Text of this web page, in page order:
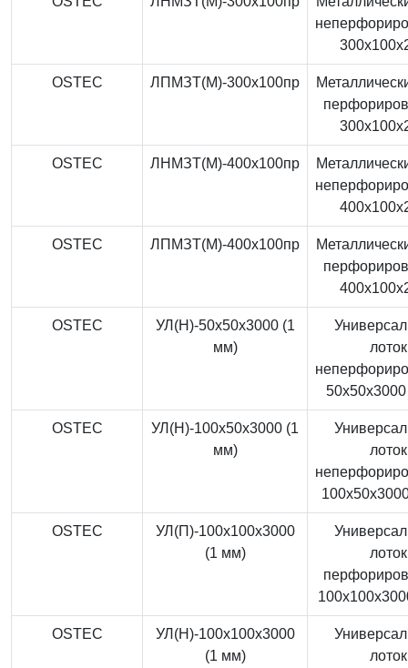
OSTEC ЛПМЗТ(М)-300x100пр
OSTEC ЛНМЗТ(М)-400x100пр
OSTEC ЛПМЗТ(М)-400x100пр
OSTEC
УЛ(Н)-50x50x3000 (1
мм)
лоток
OSTEC
УЛ(Н)-100x50x3000 (1
мм)
лоток
OSTEC
УЛ(П)-100x100x3000
(1 мм)
лоток
OSTEC
УЛ(Н)-100x100x3000
(1 мм)
лоток